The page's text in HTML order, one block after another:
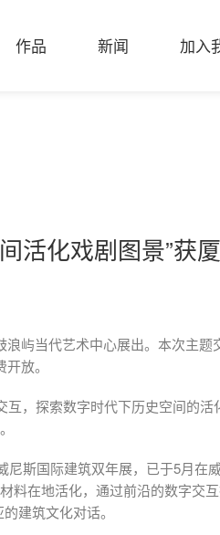
作品 新闻 加入
活化戏剧图景”获
屿当代艺术中心展出。本次主
放。
，探索数字时代下历史空间的活
斯国际建筑双年展，已于5月在
料在地活化，通过前沿的数字交
建筑文化对话。